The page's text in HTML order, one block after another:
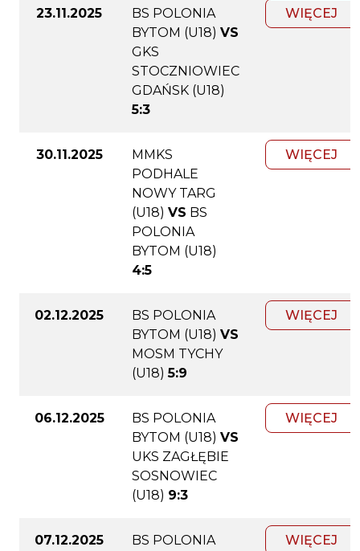
23.11.2025
BS POLONIA
BYTOM (U18) VS
GKS
STOCZNIOWIEC
GDAŃSK (U18)
5:3
WIĘCEJ
30.11.2025
MMKS
PODHALE
NOWY TARG
(U18) VS BS
POLONIA
BYTOM (U18)
4:5
WIĘCEJ
02.12.2025
BS POLONIA
BYTOM (U18) VS
MOSM TYCHY
(U18) 5:9
WIĘCEJ
06.12.2025
BS POLONIA
BYTOM (U18) VS
UKS ZAGŁĘBIE
SOSNOWIEC
(U18) 9:3
WIĘCEJ
07.12.2025
BS POLONIA
WIĘCEJ